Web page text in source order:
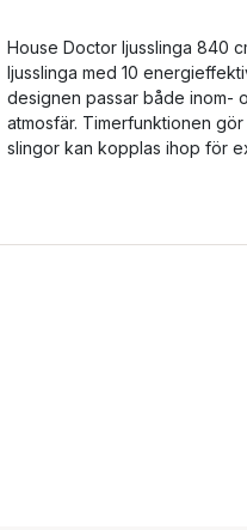
House Doctor ljusslinga 840
ljusslinga med 10
designen passar både inom-
atmosfär. Timerfunktionen
slingor kan kopplas ihop för